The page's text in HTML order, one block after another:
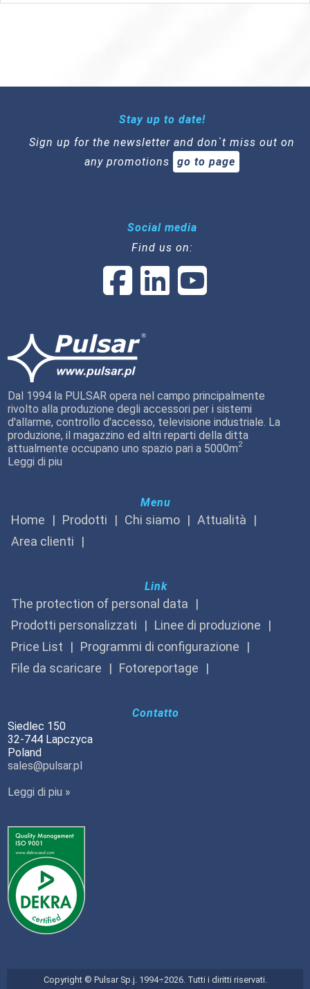
Stay up to date!
Sign up for the newsletter and don`t miss out on
any promotions
go to page
Social media
Find us on:
Dal 1994 la PULSAR opera nel campo principalmente
rivolto alla produzione degli accessori per i sistemi
d'allarme, controllo d'accesso, televisione industriale. La
produzione, il magazzino ed altri reparti della ditta
attualmente occupano uno spazio pari a 5000m2
Leggi di piu
Menu
Home Prodotti Chi siamo
Attualità
Area clienti
Link
The protection of personal data
Prodotti personalizzati
Linee di produzione
Price List
Programmi di configurazione
File da scaricare
Fotoreportage
Contatto
Siedlec 150
32-744 Lapczyca
Poland
sales@pulsar.pl
Leggi di piu »
Copyright © Pulsar Sp.j. 1994÷2026. Tutti i diritti riservati.